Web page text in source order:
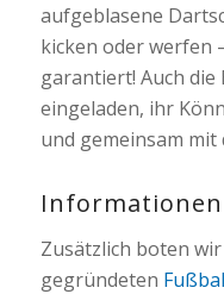
aufgeblasene
kicken oder werfen
garantiert! Auch die
eingeladen, ihr
und gemeinsam mit
Zusätzlich boten
gegründeten